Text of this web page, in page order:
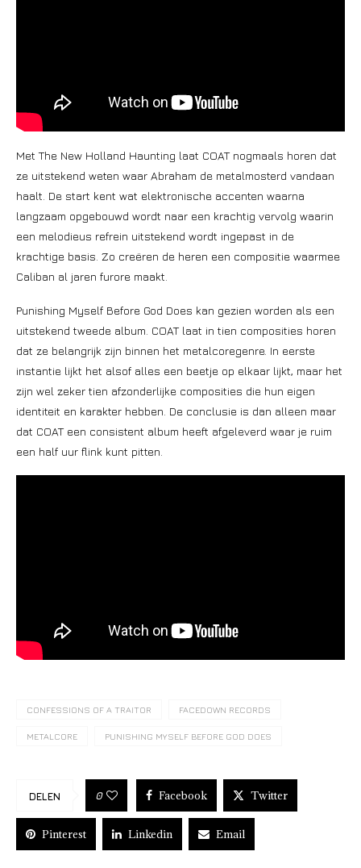
Met The New Holland Haunting laat COAT nogmaals horen dat
ze uitstekend weten waar Abraham de metalmosterd vandaan
haalt. De start kent wat elektronische accenten waarna
langzaam opgebouwd wordt naar een krachtig vervolg waarin
een melodieus refrein uitstekend wordt ingepast in de
krachtige basis. Zo creëren de heren een compositie waarmee
Caliban al jaren furore maakt.
Punishing Myself Before God Does kan gezien worden als een
uitstekend tweede album. COAT laat in tien composities horen
dat ze belangrijk zijn binnen het metalcoregenre. In eerste
instantie lijkt het alsof alles een beetje op elkaar lijkt, maar het
zijn wel zeker tien afzonderlijke composities die hun eigen
identiteit en karakter hebben. De conclusie is dan alleen maar
dat COAT een consistent album heeft afgeleverd waar je ruim
een half uur flink kunt pitten.
CONFESSIONS OF A TRAITOR FACEDOWN RECORDS
METALCORE PUNISHING MYSELF BEFORE GOD DOES
DELEN 0 Facebook Twitter
Pinterest Linkedin Email